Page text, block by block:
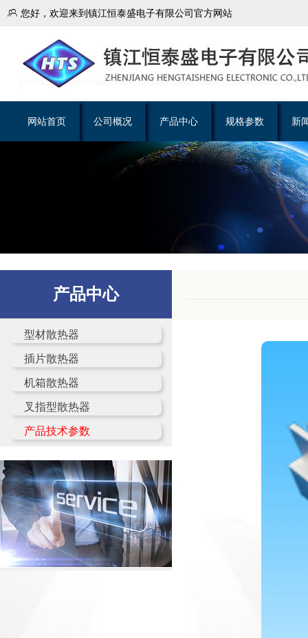
 您好，欢迎来到镇江恒泰盛电子有限公司官方网站
网站首页 公司概况 产品中心 规格参数 新
产品中心
型材散热器
插片散热器
机箱散热器
叉指型散热器
产品技术参数